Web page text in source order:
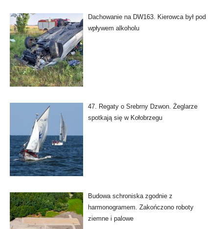
Dachowanie na DW163. Kierowca był pod
wpływem alkoholu
47. Regaty o Srebrny Dzwon. Żeglarze
spotkają się w Kołobrzegu
Budowa schroniska zgodnie z
harmonogramem. Zakończono roboty
ziemne i palowe